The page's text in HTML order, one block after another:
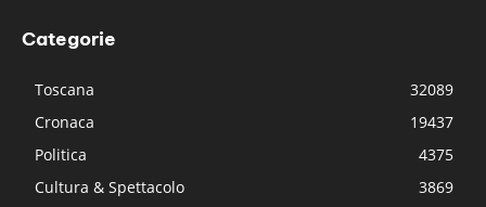
Categorie
Toscana
32089
Cronaca
19437
Politica
4375
Cultura & Spettacolo
3869